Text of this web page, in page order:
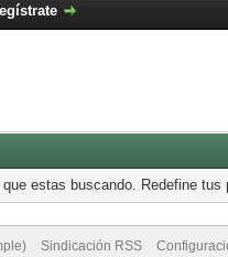
estas buscando. Redefine
Sindicación RSS